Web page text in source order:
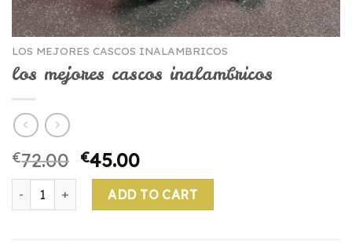
LOS MEJORES CASCOS INALAMBRICOS
los mejores cascos inalambricos
€72.00 €45.00
los mejores cascos inalambricos quantity
ADD TO CART